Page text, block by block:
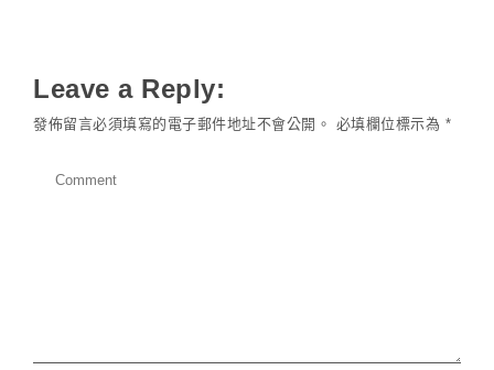
Leave a Reply:
發佈留言必須填寫的電子郵件地址不會公開。 必填欄位標示為 *